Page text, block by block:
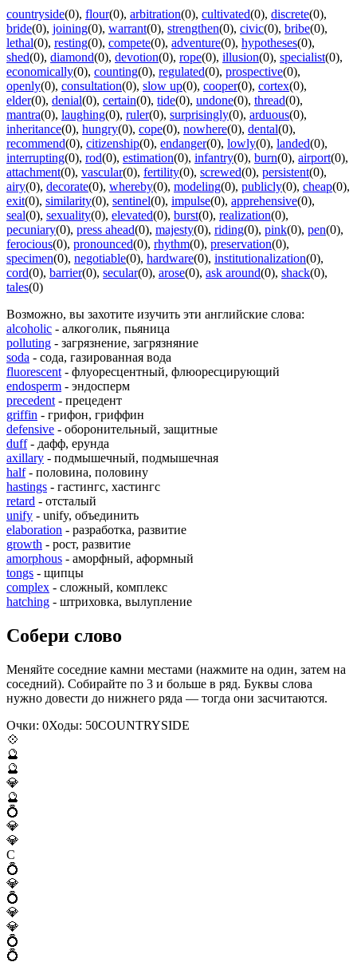
countryside(0), flour(0), arbitration(0), cultivated(0), discrete(0),
bride(0), joining(0), warrant(0), strengthen(0), civic(0), bribe(0),
lethal(0), resting(0), compete(0), adventure(0), hypotheses(0),
shed(0), diamond(0), devotion(0), rope(0), illusion(0), specialist(0),
economically(0), counting(0), regulated(0), prospective(0),
openly(0), consultation(0), slow up(0), cooper(0), cortex(0),
elder(0), denial(0), certain(0), tide(0), undone(0), thread(0),
mantra(0), laughing(0), ruler(0), surprisingly(0), arduous(0),
inheritance(0), hungry(0), cope(0), nowhere(0), dental(0),
recommend(0), citizenship(0), endanger(0), lowly(0), landed(0),
interrupting(0), rod(0), estimation(0), infantry(0), burn(0), airport(0),
attachment(0), vascular(0), fertility(0), screwed(0), persistent(0),
airy(0), decorate(0), whereby(0), modeling(0), publicly(0), cheap(0),
exit(0), similarity(0), sentinel(0), impulse(0), apprehensive(0),
seal(0), sexuality(0), elevated(0), burst(0), realization(0),
pecuniary(0), press ahead(0), majesty(0), riding(0), pink(0), pen(0),
ferocious(0), pronounced(0), rhythm(0), preservation(0),
specimen(0), negotiable(0), hardware(0), institutionalization(0),
cord(0), barrier(0), secular(0), arose(0), ask around(0), shack(0),
tales(0)
Возможно, вы захотите изучить эти английские слова:
alcoholic - алкоголик, пьяница
polluting - загрязнение, загрязняние
soda - сода, газированная вода
fluorescent - флуоресцентный, флюоресцирующий
endosperm - эндосперм
precedent - прецедент
griffin - грифон, гриффин
defensive - оборонительный, защитные
duff- дафф, ерунда
axillary - подмышечный, подмышечная
half- половина, половину
hastings - гастингс, хастингс
retard - отсталый
unify - unify, объединить
elaboration - разработка, развитие
growth - рост, развитие
amorphous - аморфный, аформный
tongs - щипцы
complex - сложный, комплекс
hatching - штриховка, вылупление
Собери слово
Меняйте соседние камни местами (нажмите на один, затем на
соседний). Собирайте по 3 и больше в ряд. Буквы слова
нужно довести до нижнего ряда — тогда они засчитаются.
Очки: 0Ходы: 50COUNTRYSIDE
💠
🔮
🔮
💎
🔮
💍
💎
💎
C
💍
💎
💍
💎
💎
💍
💍